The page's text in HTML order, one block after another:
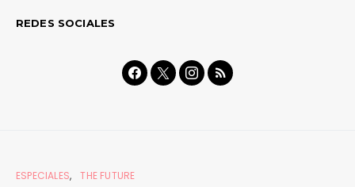
REDES SOCIALES
ESPECIALES THE FUTURE